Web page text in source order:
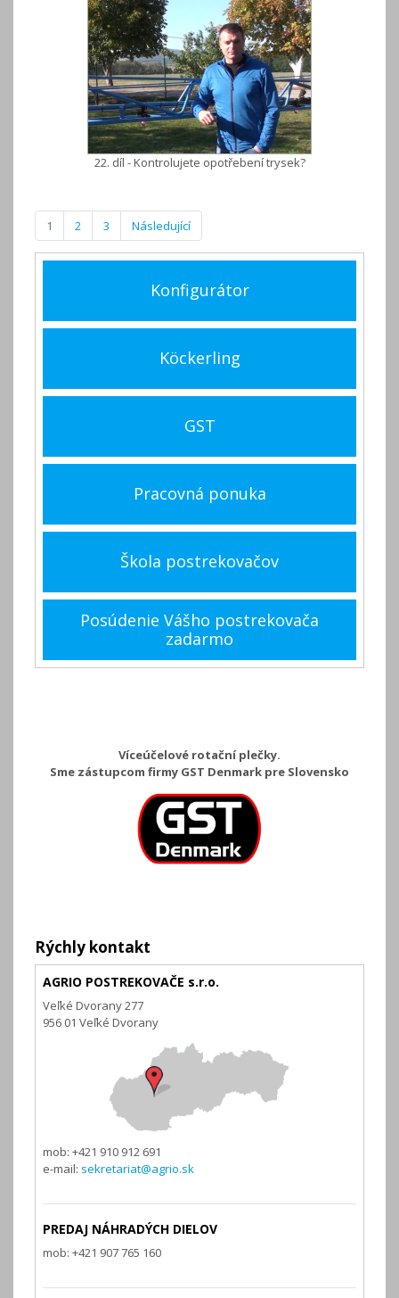
22. díl - Kontrolujete opotřebení trysek?
1 2 3 Následující
Konfigurátor
Köckerling
GST
Pracovná ponuka
Škola postrekovačov
Posúdenie Vášho postrekovača
zadarmo
Víceúčelové rotační plečky.
Sme zástupcom firmy GST Denmark pre Slovensko
Rýchly kontakt
AGRIO POSTREKOVAČE s.r.o.
Veľké Dvorany 277
956 01 Veľké Dvorany
mob: +421 910 912 691
e-mail: sekretariat@agrio.sk
PREDAJ NÁHRADÝCH DIELOV
mob: +421 907 765 160